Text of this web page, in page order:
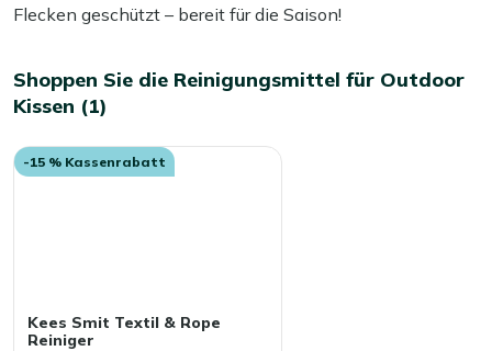
Flecken geschützt – bereit für die Saison!
Shoppen Sie die Reinigungsmittel für Outdoor
Kissen (1)
-15 % Kassenrabatt
Kees Smit Textil & Rope
Reiniger